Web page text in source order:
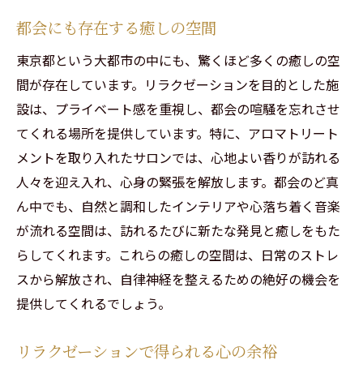
都会にも存在する癒しの空間
東京都という大都市の中にも、驚くほど多くの癒しの空
間が存在しています。リラクゼーションを目的とした施
設は、プライベート感を重視し、都会の喧騒を忘れさせ
てくれる場所を提供しています。特に、アロマトリート
メントを取り入れたサロンでは、心地よい香りが訪れる
人々を迎え入れ、心身の緊張を解放します。都会のど真
ん中でも、自然と調和したインテリアや心落ち着く音楽
が流れる空間は、訪れるたびに新たな発見と癒しをもた
らしてくれます。これらの癒しの空間は、日常のストレ
スから解放され、自律神経を整えるための絶好の機会を
提供してくれるでしょう。
リラクゼーションで得られる心の余裕